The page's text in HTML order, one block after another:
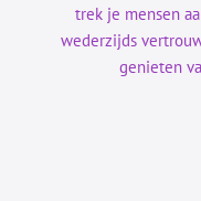
trek je mensen
wederzijds
genieten